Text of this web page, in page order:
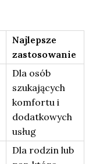
Najlepsze
zastosowanie
Dla osób
szukających
komfortu i
dodatkowych
usług
Dla rodzin lub